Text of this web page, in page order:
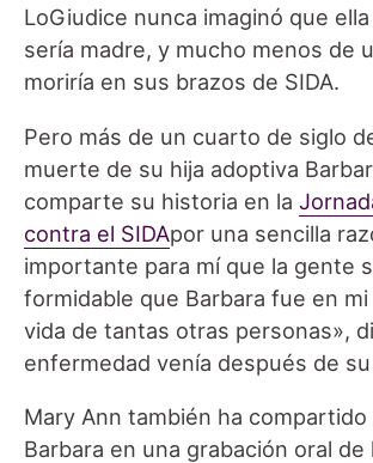
LoGiudice nunca imaginó que
sería madre, y mucho menos de
moriría en sus brazos de SIDA.
Pero más de un cuarto de siglo
muerte de su hija adoptiva
comparte su historia en la
contra el SIDApor una sencilla
importante para mí que la gente
formidable que Barbara fue en mi
vida de tantas otras personas»,
enfermedad venía después de su
Mary Ann también ha
Barbara en una grabación oral de